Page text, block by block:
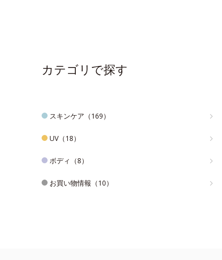
カテゴリで探す
スキンケア（169）
UV（18）
ボディ（8）
お買い物情報（10）